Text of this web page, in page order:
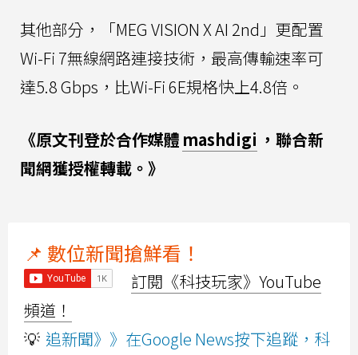
其他部分，「MEG VISION X AI 2nd」更配置
Wi-Fi 7無線網路連接技術，最高傳輸速率可
達5.8 Gbps，比Wi-Fi 6E規格快上4.8倍。
《原文刊登於合作媒體 mashdigi ，聯合新
聞網獲授權轉載。》
📌 數位新聞搶鮮看！
訂閱《科技玩家》YouTube
頻道！
💡 追新聞》》在Google News按下追蹤，科